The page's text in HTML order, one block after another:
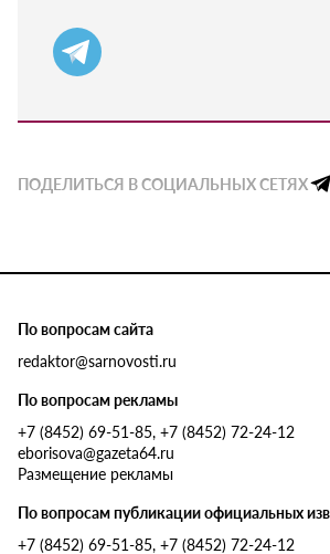
ПОДЕЛИТЬСЯ В СОЦИАЛЬНЫХ СЕТЯХ
По вопросам сайта
redaktor@sarnovosti.ru
По вопросам рекламы
+7 (8452) 69-51-85, +7 (8452) 72-24-12
eborisova@gazeta64.ru
Размещение рекламы
По вопросам публикации официальных
+7 (8452) 69-51-85, +7 (8452) 72-24-12